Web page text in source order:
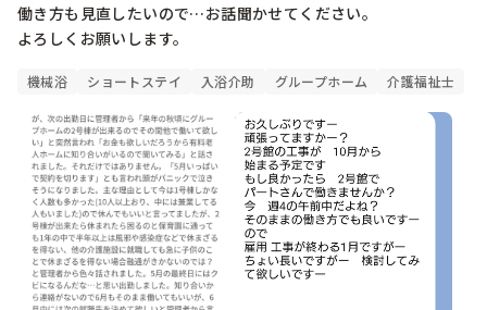
働き方も見直したいので…お話聞かせてください。
よろしくお願いします。
機械浴 ショートステイ 入浴介助 グループホーム 介護福祉士